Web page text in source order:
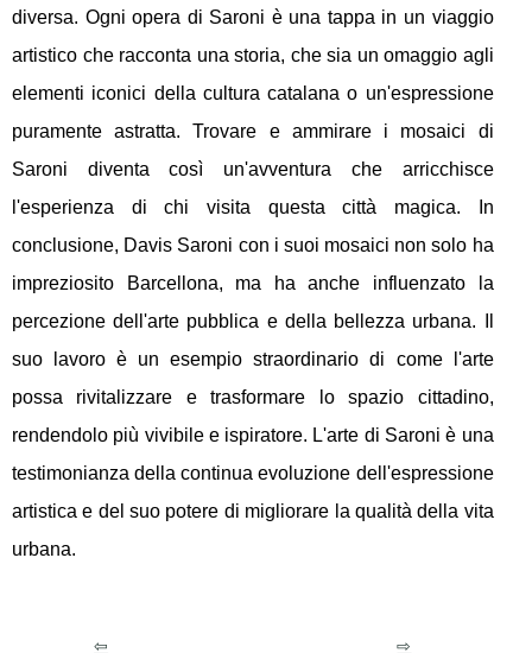
diversa. Ogni opera di Saroni è una tappa in un viaggio
artistico che racconta una storia, che sia un omaggio agli
elementi iconici della cultura catalana o un'espressione
puramente astratta. Trovare e ammirare i mosaici di
Saroni diventa così un'avventura che arricchisce
l'esperienza di chi visita questa città magica. In
conclusione, Davis Saroni con i suoi mosaici non solo ha
impreziosito Barcellona, ma ha anche influenzato la
percezione dell'arte pubblica e della bellezza urbana. Il
suo lavoro è un esempio straordinario di come l'arte
possa rivitalizzare e trasformare lo spazio cittadino,
rendendolo più vivibile e ispiratore. L'arte di Saroni è una
testimonianza della continua evoluzione dell'espressione
artistica e del suo potere di migliorare la qualità della vita
urbana.